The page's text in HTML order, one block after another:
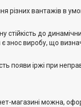
різних вантажів в
стійкість до
виробу, що
появи іржі при
магазині можна,